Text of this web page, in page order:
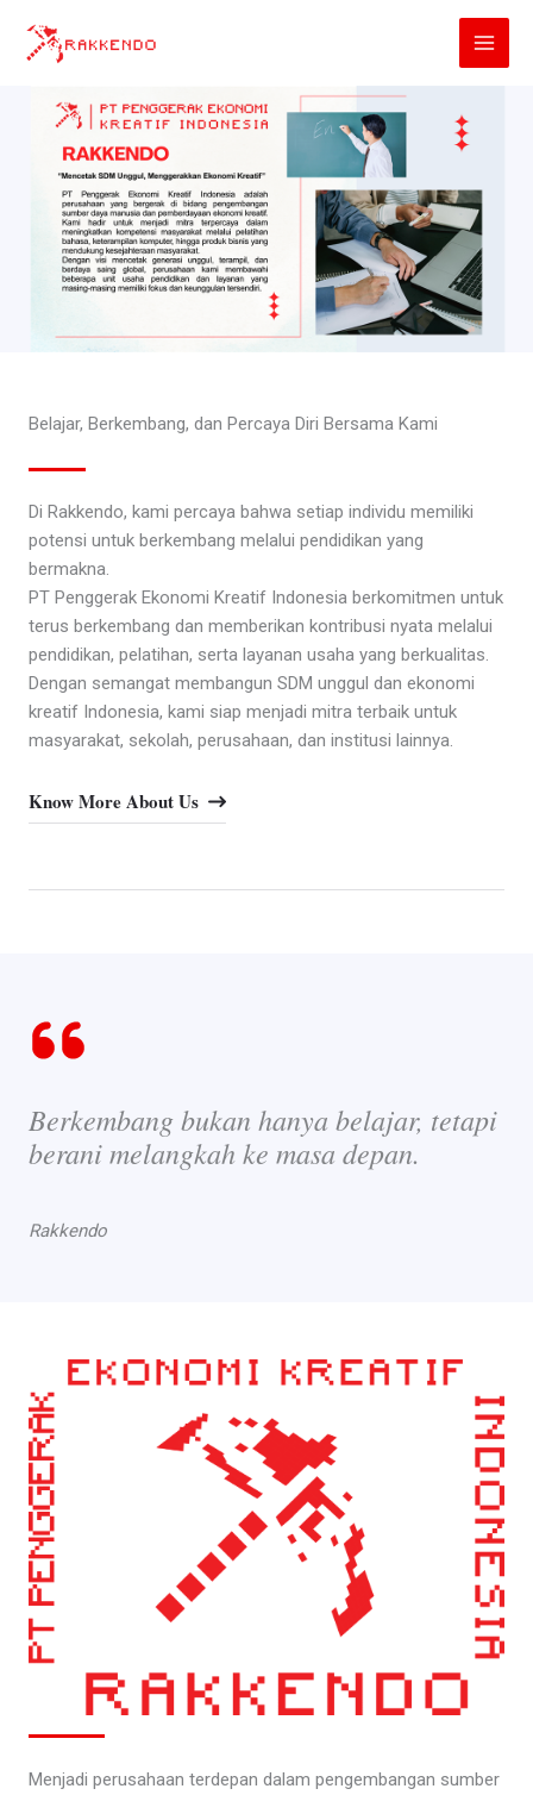
Belajar, Berkembang, dan Percaya Diri Bersama Kami
Di Rakkendo, kami percaya bahwa setiap individu memiliki
potensi untuk berkembang melalui pendidikan yang
bermakna.
PT Penggerak Ekonomi Kreatif Indonesia berkomitmen untuk
terus berkembang dan memberikan kontribusi nyata melalui
pendidikan, pelatihan, serta layanan usaha yang berkualitas.
Dengan semangat membangun SDM unggul dan ekonomi
kreatif Indonesia, kami siap menjadi mitra terbaik untuk
masyarakat, sekolah, perusahaan, dan institusi lainnya.
Know More About Us
Berkembang bukan hanya belajar, tetapi
berani melangkah ke masa depan.
Rakkendo
Menjadi perusahaan terdepan dalam pengembangan sumber